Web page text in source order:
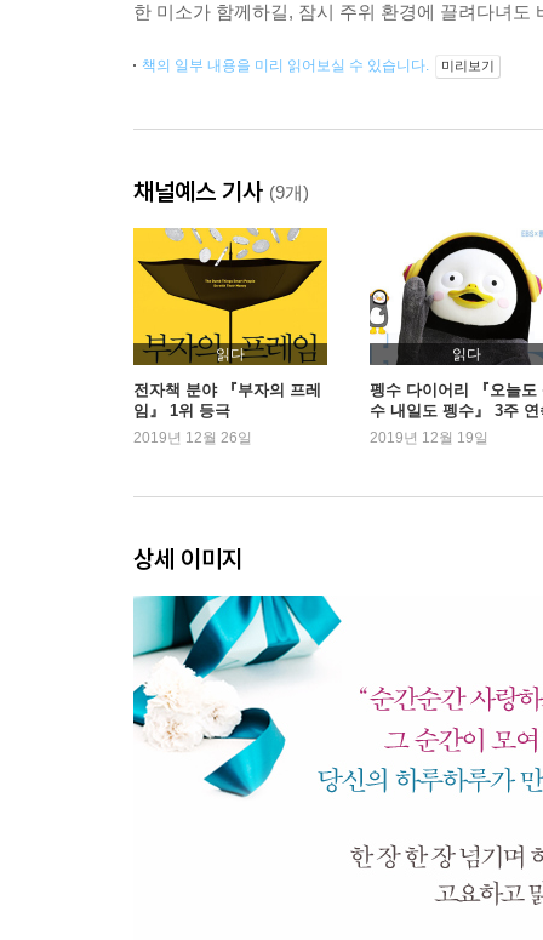
한 미소가 함께하길, 잠시 주위 환경에 끌려다녀
책의 일부 내용을 미리 읽어보실 수 있습니다. 미리보기
채널예스 기사 (9개)
읽다
전자책 분야 『부자의 프레
임』 1위 등극
2019년 12월 26일
읽다
펭수 다이어리 『오늘도
수 내일도 펭수』 3주 연
1위
2019년 12월 19일
상세 이미지